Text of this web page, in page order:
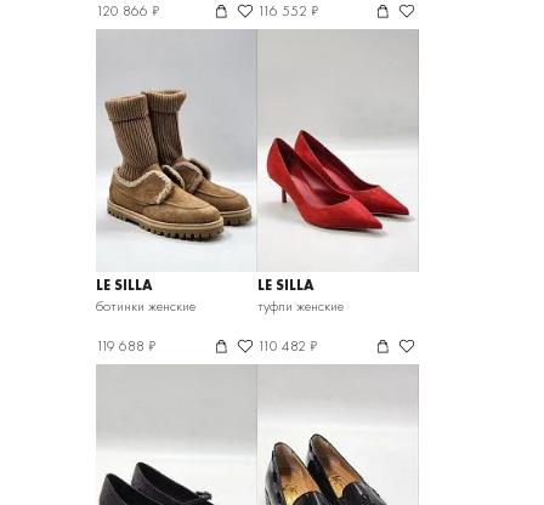
120 866 ₽ 116 552 ₽
LE SILLA
ботинки женские
119 688 ₽
LE SILLA
туфли женские
110 482 ₽